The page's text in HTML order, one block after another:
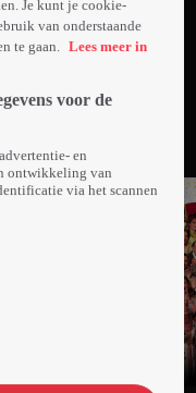
Je kunt je cookie-
van onderstaande
te gaan.
Lees meer in
voor de
en
ontwikkeling van
via het scannen